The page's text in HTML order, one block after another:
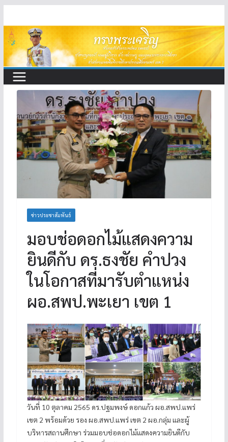
to
content
ข่าวประชาสัมพันธ์
มอบช่อดอกไม้แสดงความ
ยินดีกับ ดร.ธงชัย คำปวง
ในโอกาสที่มารับตำแหน่ง
ผอ.สพป.พะเยา เขต 1
วันที่ 10 ตุลาคม 2565 ดร.ปฐมพงษ์ ดอกแก้ว ผอ.สพป.แพร่
เขต 2 พร้อมด้วย รอง ผอ.สพป.แพร่ เขต 2 ผอ.กลุ่ม และผู้
บริหารสถานศึกษา ร่วมมอบช่อดอกไม้แสดงความยินดีกับ